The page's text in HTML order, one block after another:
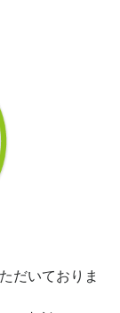
だいておりま